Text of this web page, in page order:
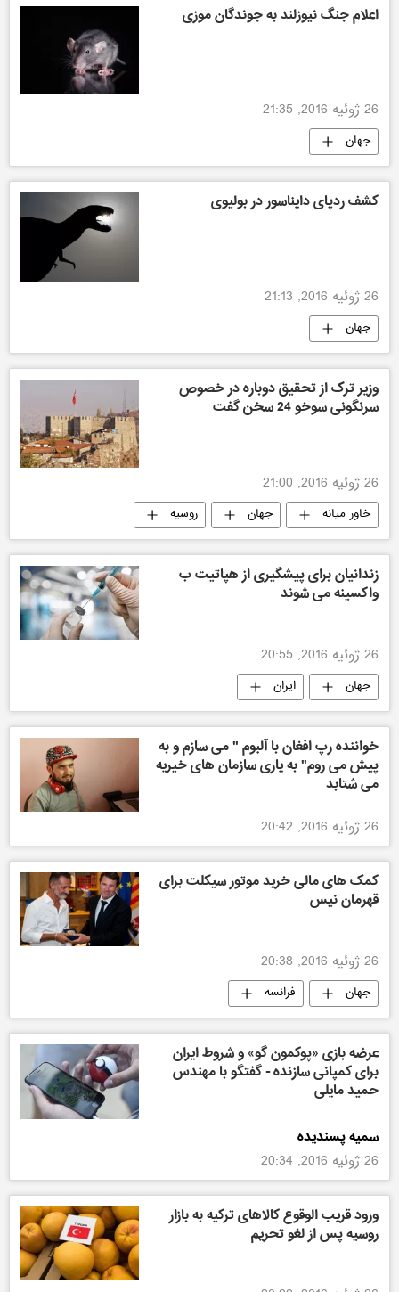
اعلام جنگ نیوزلند به جوندگان موزی
26 ژوئیه 2016, 21:35
جهان
کشف ردپای دایناسور در بولیوی
26 ژوئیه 2016, 21:13
جهان
وزیر ترک از تحقیق دوباره در خصوص
سرنگونی سوخو 24 سخن گفت
26 ژوئیه 2016, 21:00
خاور میانه جهان
روسیه
سیاسی
زندانیان برای پیشگیری از هپاتیت ب
واکسینه می شوند
26 ژوئیه 2016, 20:55
جهان ایران
خواننده رپ افغان با آلبوم " می سازم و به
پیش می روم" به یاری سازمان های خیریه
می شتابد
26 ژوئیه 2016, 20:42
کمک های مالی خرید موتور سیکلت برای
قهرمان نیس
26 ژوئیه 2016, 20:38
جهان فرانسه
عرضه بازی «پوکمون گو» و شروط ایران
برای کمپانی سازنده - گفتگو با مهندس
حمید مایلی
سمیه پسندیده
26 ژوئیه 2016, 20:34
ورود قریب الوقوع کالاهای ترکیه به بازار
روسیه پس از لغو تحریم